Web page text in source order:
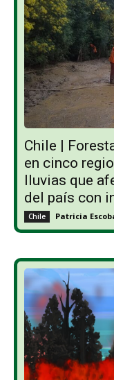
Chile |
en cinco
lluvias que
del país con
Chile Patricia